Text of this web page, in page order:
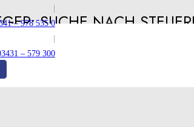
– 978 535 0
– 579 300
SUCHE NACH